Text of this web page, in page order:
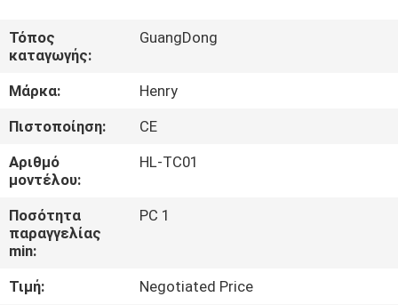
ΕΜΕΊΣ
ΓΎΡΟΣ
ΕΡΓΟΣΤΑΣΊΩΝ
ΠΟΙΟΤΙΚΌΣ
ΈΛΕΓΧΟΣ
ΕΛΆΤΕ
Τόπος
καταγωγής:
GuangDong
Μάρκα:
Henry
Πιστοποίηση:
CE
Αριθμό
μοντέλου:
HL-TC01
Ποσότητα
παραγγελίας
min:
PC 1
Τιμή:
Negotiated Price